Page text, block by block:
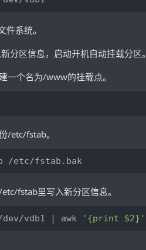
系统。
分区信息，启动开机自动挂载分区。
一个名为/www的挂载点。
/etc/fstab。
/etc/fstab.bak
fstab里写入新分区信息。
vdb1 | awk '{print $2}'